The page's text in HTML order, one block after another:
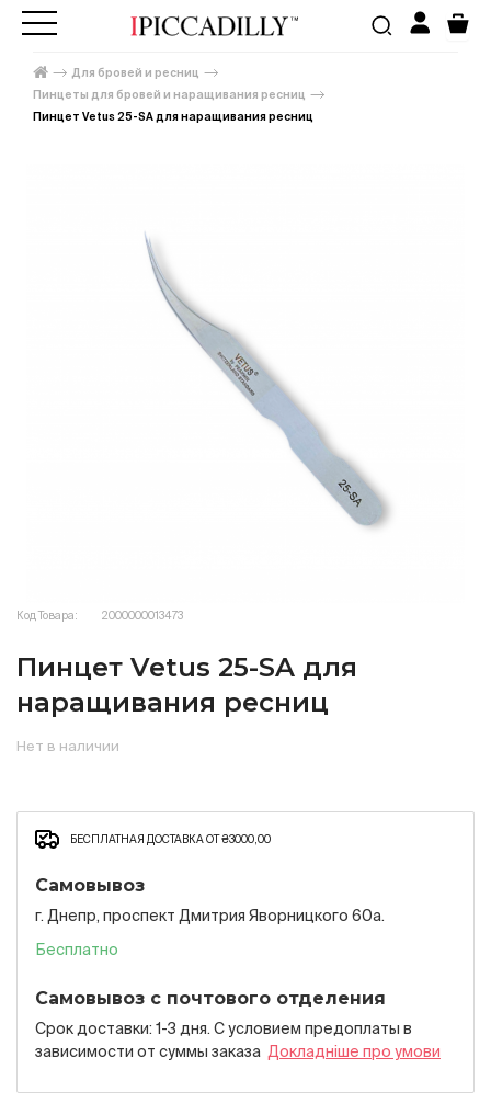
Для бровей и ресниц
Пинцеты для бровей и наращивания ресниц
Пинцет Vetus 25-SA для наращивания ресниц
Код Товара: 2000000013473
Пинцет Vetus 25-SA для
наращивания ресниц
Нет в наличии
БЕСПЛАТНАЯ ДОСТАВКА ОТ ₴3000,00
Самовывоз
г. Днепр, проспект Дмитрия Яворницкого 60а.
Бесплатно
Самовывоз с почтового отделения
Срок доставки: 1-3 дня. С условием предоплаты в
зависимости от суммы заказа Докладнiше про умови